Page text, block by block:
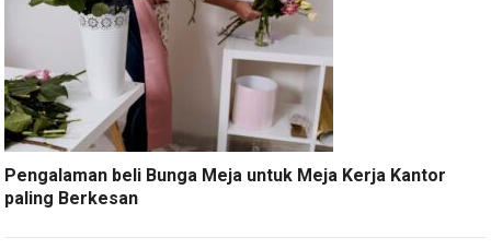
Pengalaman beli Bunga Meja untuk Meja Kerja Kantor
paling Berkesan